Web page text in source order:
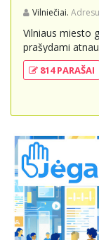
Vilniečiai.
Vilniaus miesto
prašydami
Valakampių
strateginius
suteikdamas
dviratininkams.
ekonominę ir
konsultacijas ir
planus, siekiant
ir prisitaikymą
814 PARAŠAI